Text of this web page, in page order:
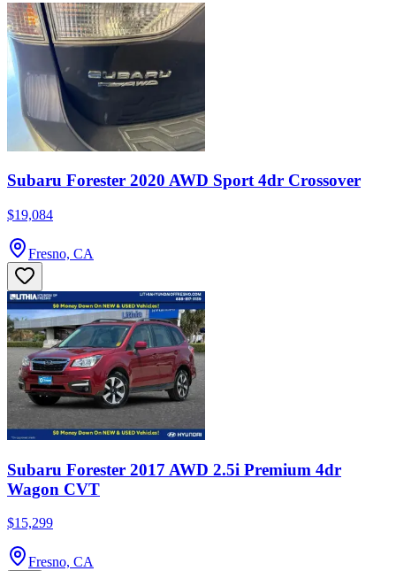
Subaru Forester 2020 AWD Sport 4dr Crossover
$19,084
Fresno, CA
Subaru Forester 2017 AWD 2.5i Premium 4dr
Wagon CVT
$15,299
Fresno, CA